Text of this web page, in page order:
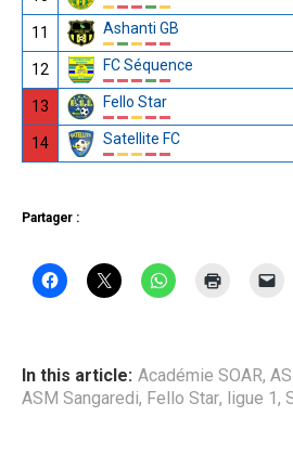
11 Ashanti GB
12 FC Séquence
13 Fello Star
14 Satellite FC
Partager :
In this article: Académie SOAR,
ASM Sangaredi, Fello Star, ligue 1,